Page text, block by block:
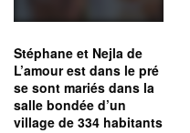
Stéphane et Nejla de
L’amour est dans le pré
se sont mariés dans la
salle bondée d’un
village de 334 habitants